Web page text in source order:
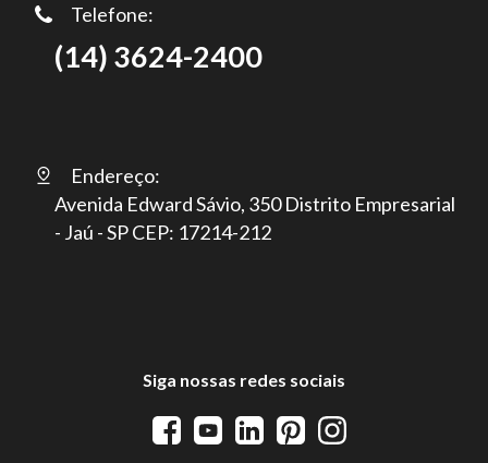
Telefone:
(14) 3624-2400
Endereço:
Avenida Edward Sávio, 350 Distrito Empresarial
- Jaú - SP CEP: 17214-212
Siga nossas redes sociais